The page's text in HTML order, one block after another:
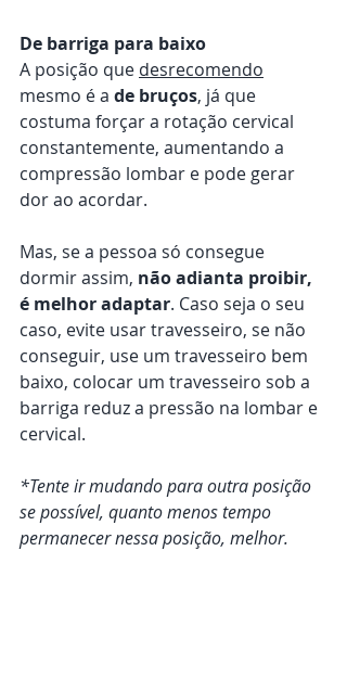
De barriga para baixo
A posição que desrecomendo
mesmo é a de bruços, já que
costuma forçar a rotação cervical
constantemente, aumentando a
compressão lombar e pode gerar
dor ao acordar.
Mas, se a pessoa só consegue
dormir assim, não adianta proibir,
é melhor adaptar. Caso seja o seu
caso, evite usar travesseiro, se não
conseguir, use um travesseiro bem
baixo, colocar um travesseiro sob a
barriga reduz a pressão na lombar e
cervical.
*Tente ir mudando para outra posição
se possível, quanto menos tempo
permanecer nessa posição, melhor.